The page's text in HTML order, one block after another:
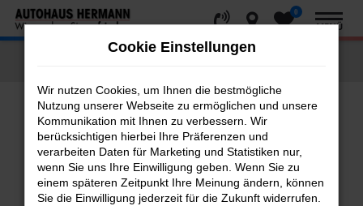
Zum
Hauptinhalt
0
MENÜ
Fehler: Network Error
Beim Laden ist ein Fehler aufgetreten.
Hier sind ein paar Tipps, die dir helfen können:
Cookie Einstellungen
Wir nutzen Cookies, um Ihnen die bestmögliche
Nutzung unserer Webseite zu ermöglichen und unsere
Kommunikation mit Ihnen zu verbessern. Wir
berücksichtigen hierbei Ihre Präferenzen und
verarbeiten Daten für Marketing und Statistiken nur,
wenn Sie uns Ihre Einwilligung geben. Wenn Sie zu
einem späteren Zeitpunkt Ihre Meinung ändern, können
Sie die Einwilligung jederzeit für die Zukunft widerrufen.